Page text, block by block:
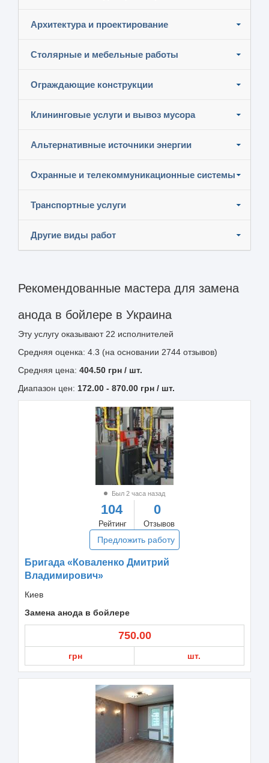
Архитектура и проектирование
Столярные и мебельные работы
Ограждающие конструкции
Клининговые услуги и вывоз мусора
Альтернативные источники энергии
Охранные и телекоммуникационные системы
Транспортные услуги
Другие виды работ
Рекомендованные мастера для замена
анода в бойлере в Украина
Эту услугу оказывают 22 исполнителей
Средняя оценка: 4.3 (на основании 2744 отзывов)
Средняя цена: 404.50 грн / шт.
Диапазон цен: 172.00 - 870.00 грн / шт.
Был 2 часа назад
104
Рейтинг
0
Отзывов
Предложить работу
Бригада «Коваленко Дмитрий
Владимирович»
Киев
Замена анода в бойлере
750.00
грн шт.